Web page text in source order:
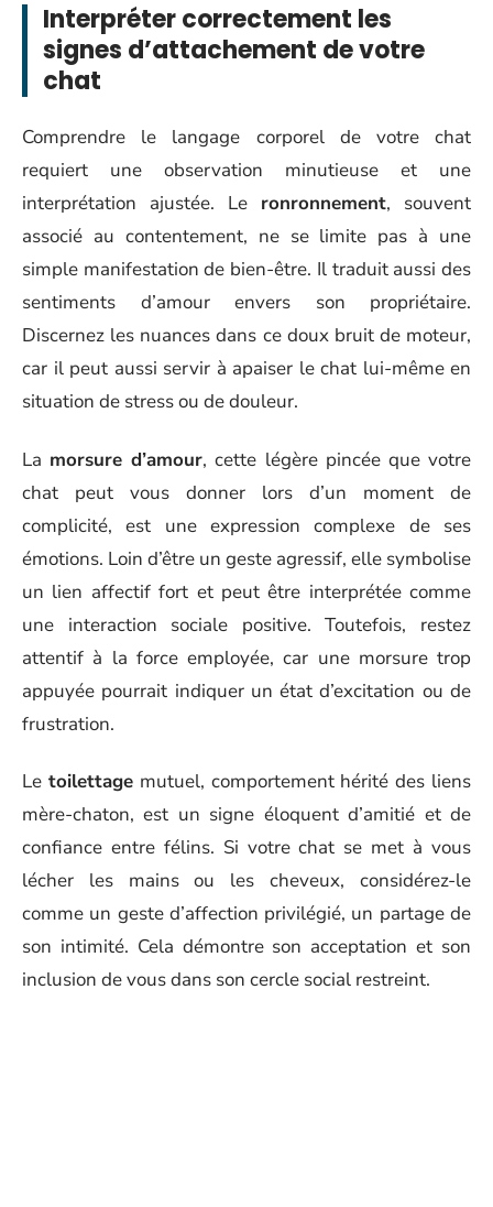
Interpréter correctement les
signes d’attachement de votre
chat
Comprendre le langage corporel de votre chat
requiert une observation minutieuse et une
interprétation ajustée. Le ronronnement, souvent
associé au contentement, ne se limite pas à une
simple manifestation de bien-être. Il traduit aussi des
sentiments d’amour envers son propriétaire.
Discernez les nuances dans ce doux bruit de moteur,
car il peut aussi servir à apaiser le chat lui-même en
situation de stress ou de douleur.
La morsure d’amour, cette légère pincée que votre
chat peut vous donner lors d’un moment de
complicité, est une expression complexe de ses
émotions. Loin d’être un geste agressif, elle symbolise
un lien affectif fort et peut être interprétée comme
une interaction sociale positive. Toutefois, restez
attentif à la force employée, car une morsure trop
appuyée pourrait indiquer un état d’excitation ou de
frustration.
Le toilettagemutuel, comportement hérité des liens
mère-chaton, est un signe éloquent d’amitié et de
confiance entre félins. Si votre chat se met à vous
lécher les mains ou les cheveux, considérez-le
comme un geste d’affection privilégié, un partage de
son intimité. Cela démontre son acceptation et son
inclusion de vous dans son cercle social restreint.